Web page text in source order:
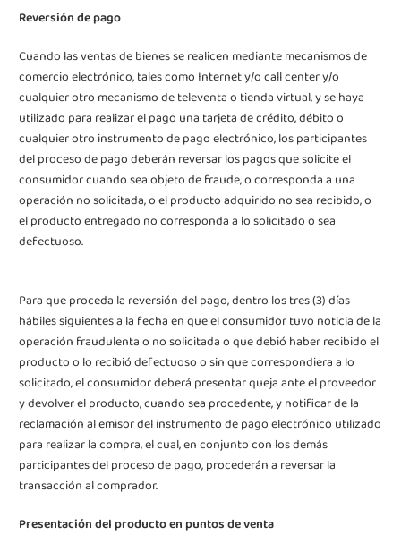
Reversión de pago
Cuando las ventas de bienes se realicen mediante mecanismos de
comercio electrónico, tales como Internet y/o call center y/o
cualquier otro mecanismo de televenta o tienda virtual, y se haya
utilizado para realizar el pago una tarjeta de crédito, débito o
cualquier otro instrumento de pago electrónico, los participantes
del proceso de pago deberán reversar los pagos que solicite el
consumidor cuando sea objeto de fraude, o corresponda a una
operación no solicitada, o el producto adquirido no sea recibido, o
el producto entregado no corresponda a lo solicitado o sea
defectuoso.
Para que proceda la reversión del pago, dentro los tres (3) días
hábiles siguientes a la fecha en que el consumidor tuvo noticia de la
operación fraudulenta o no solicitada oque debió haber recibido el
producto o lo recibió defectuoso o sin que correspondiera a lo
solicitado, el consumidor deberá presentar queja ante el proveedor
y devolver el producto, cuando sea procedente, y notificar de la
reclamación al emisor del instrumento de pago electrónico utilizado
para realizar la compra, el cual, en conjunto con los demás
participantes del proceso de pago, procederán a reversar la
transacción al comprador.
Presentación del producto en puntos de venta